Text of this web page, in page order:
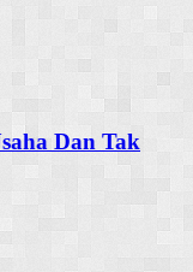
Dan Tak